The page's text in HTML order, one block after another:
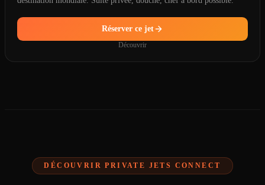
Réserver ce jet
Découvrir
DÉCOUVRIR PRIVATE JETS CONNECT